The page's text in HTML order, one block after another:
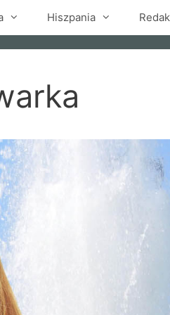
Hiszpania